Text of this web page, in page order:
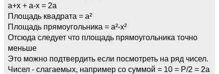
a+x + a-x = 2a
Площадь квадрата = a²
Площадь прямоугольника = a²-x²
Отсюда следует что площадь прямоугольника точно
меньше
Это можно подтвердить если посмотреть на ряд чисел.
Чисел - слагаемых, например со суммой = 10 = P/2 = 2a